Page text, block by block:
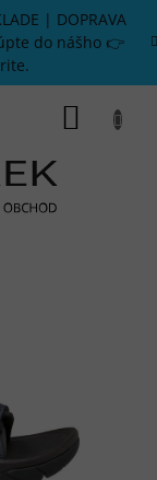
| DOPRAVA
do nášho 👉